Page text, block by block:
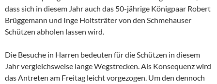
dass sich in diesem Jahr auch das 50-jährige Königpaar Robert
Brüggemann und Inge Holtsträter von den Schmehauser
Schützen abholen lassen wird.
Die Besuche in Harren bedeuten für die Schützen in diesem
Jahr vergleichsweise lange Wegstrecken. Als Konsequenz wird
das Antreten am Freitag leicht vorgezogen. Um den dennoch